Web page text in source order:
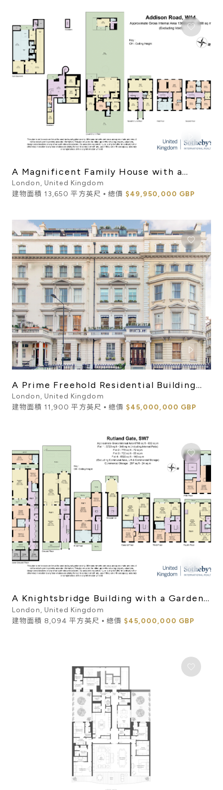
A Magnificent Family House with a
100ft West-Facing Garden
London, United Kingdom
建物面積 13,650 平方英尺 ⦁ 總價 $49,950,000 GBP
A Prime Freehold Residential Building
Overlooking Cornwall G...
London, United Kingdom
建物面積 11,900 平方英尺 ⦁ 總價 $45,000,000 GBP
A Knightsbridge Building with a Garden
Maisonette and Three ...
London, United Kingdom
建物面積 8,094 平方英尺 ⦁ 總價 $45,000,000 GBP